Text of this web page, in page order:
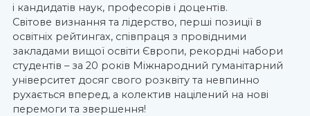
і кандидатів наук, професорів і доцентів.
Світове визнання та лідерство, перші позиції в
освітніх рейтингах, співпраця з провідними
закладами вищої освіти Європи, рекордні набори
студентів – за 20 років Міжнародний гуманітарний
університет досяг свого розквіту та невпинно
рухається вперед, а колектив націлений на нові
перемоги та звершення!